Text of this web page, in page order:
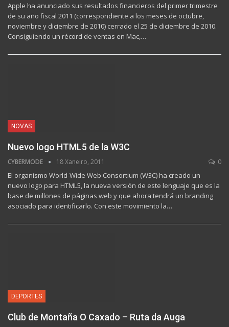
Apple ha anunciado sus resultados financieros del primer trimestre
de su año fiscal 2011 (correspondiente a los meses de octubre,
noviembre y diciembre de 2010) cerrado el 25 de diciembre de 2010.
Consiguiendo un récord de ventas en Mac,…
NOVAS
Nuevo logo HTML5 de la W3C
CYBERMODE 18 Xaneiro, 2011 0
El organismo World-Wide Web Consortium (W3C) ha creado un
nuevo logo para HTML5, la nueva versión de este lenguaje que es la
base de millones de páginas web y que ahora tendrá un branding
asociado para identificarlo. Con este movimiento la…
DEPORTES
Club de Montaña O Caxado – Ruta da Auga